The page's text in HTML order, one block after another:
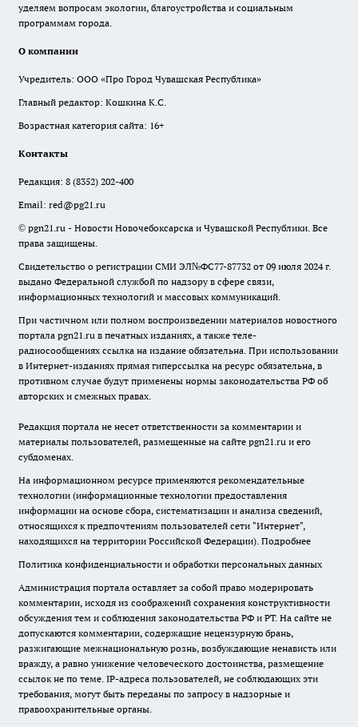
уделяем вопросам экологии, благоустройства и социальным
программам города.
О компании
Учредитель: ООО «Про Город Чувашская Республика»
Главный редактор: Кошкина К.С.
Возрастная категория сайта: 16+
Контакты
Редакция: 8 (8352) 202-400
Email: red@pg21.ru
© pgn21.ru - Новости Новочебоксарска и Чувашской Республики. Все
права защищены.
Свидетельство о регистрации СМИ ЭЛ№ФС77-87732 от 09 июля 2024 г.
выдано Федеральной службой по надзору в сфере связи,
информационных технологий и массовых коммуникаций.
При частичном или полном воспроизведении материалов новостного
портала pgn21.ru в печатных изданиях, а также теле-
радиосообщениях ссылка на издание обязательна. При использовании
в Интернет-изданиях прямая гиперссылка на ресурс обязательна, в
противном случае будут применены нормы законодательства РФ об
авторских и смежных правах.
Редакция портала не несет ответственности за комментарии и
материалы пользователей, размещенные на сайте pgn21.ru и его
субдоменах.
На информационном ресурсе применяются рекомендательные
технологии (информационные технологии предоставления
информации на основе сбора, систематизации и анализа сведений,
относящихся к предпочтениям пользователей сети "Интернет",
находящихся на территории Российской Федерации). Подробнее
Политика конфиденциальности и обработки персональных данных
Администрация портала оставляет за собой право модерировать
комментарии, исходя из соображений сохранения конструктивности
обсуждения тем и соблюдения законодательства РФ и РТ. На сайте не
допускаются комментарии, содержащие нецензурную брань,
разжигающие межнациональную рознь, возбуждающие ненависть или
вражду, а равно унижение человеческого достоинства, размещение
ссылок не по теме. IP-адреса пользователей, не соблюдающих эти
требования, могут быть переданы по запросу в надзорные и
правоохранительные органы.